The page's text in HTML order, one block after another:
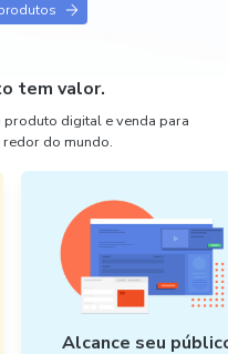
tem valor.
produto digital e venda para
do mundo.
Alcance seu